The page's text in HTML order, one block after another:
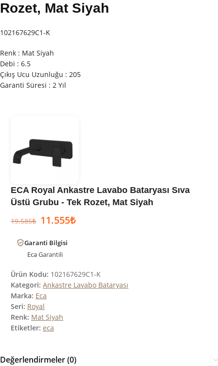
Rozet, Mat Siyah
102167629C1-K
Renk : Mat Siyah
Debi : 6.5
Çıkış Ucu Uzunluğu : 205
Garanti Süresi : 2 Yıl
ECA Royal Ankastre Lavabo Bataryası Sıva
Üstü Grubu - Tek Rozet, Mat Siyah
19.585₺ 11.555₺
Garanti Bilgisi
EcaGarantili
Ürün Kodu: 102167629C1-K
Kategori: Ankastre Lavabo Bataryası
Marka: Eca
Seri: Royal
Renk: Mat Siyah
Etiketler: eca
Değerlendirmeler (0)